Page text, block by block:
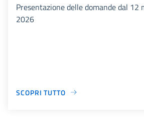
Presentazione delle domande dal 12
2026
SCOPRI TUTTO